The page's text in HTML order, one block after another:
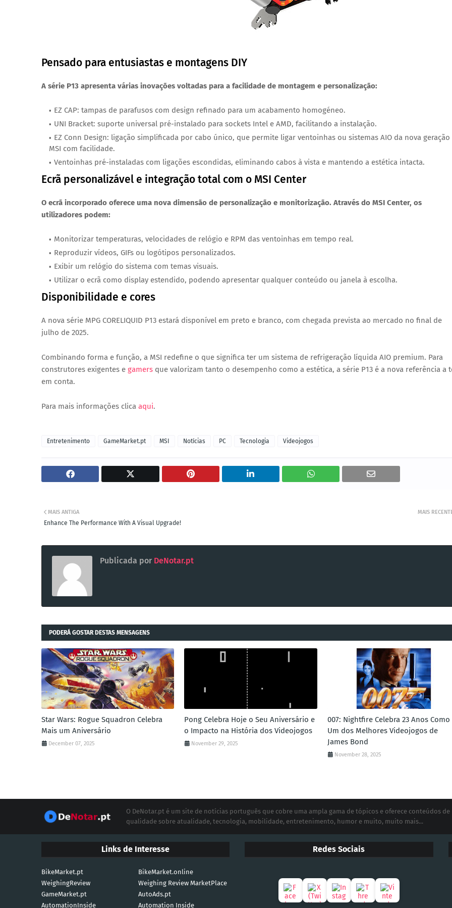
Pensado para entusiastas e montagens DIY
A série P13 apresenta várias inovações voltadas para a facilidade de montagem e personalização:
EZ CAP: tampas de parafusos com design refinado para um acabamento homogéneo.
UNI Bracket: suporte universal pré-instalado para sockets Intel e AMD, facilitando a instalação.
EZ Conn Design: ligação simplificada por cabo único, que permite ligar ventoinhas ou sistemas AIO da nova geração
MSI com facilidade.
Ventoinhas pré-instaladas com ligações escondidas, eliminando cabos à vista e mantendo a estética intacta.
Ecrã personalizável e integração total com o MSI Center
O ecrã incorporado oferece uma nova dimensão de personalização e monitorização. Através do MSI Center, os
utilizadores podem:
Monitorizar temperaturas, velocidades de relógio e RPM das ventoinhas em tempo real.
Reproduzir vídeos, GIFs ou logótipos personalizados.
Exibir um relógio do sistema com temas visuais.
Utilizar o ecrã como display estendido, podendo apresentar qualquer conteúdo ou janela à escolha.
Disponibilidade e cores
A nova série MPG CORELIQUID P13 estará disponível em preto e branco, com chegada prevista ao mercado no final de
julho de 2025.
Combinando forma e função, a MSI redefine o que significa ter um sistema de refrigeração líquida AIO premium. Para
construtores exigentes e gamers que valorizam tanto o desempenho como a estética, a série P13 é a nova referência a
em conta.
Para mais informações clica aqui.
Entretenimento GameMarket.pt MSI Notícias PC Tecnologia Videojogos
MAIS
MAIS ANTIGA
Enhance The Performance With A Visual Upgrade!
Publicada por DeNotar.pt
PODERÁ GOSTAR DESTAS MENSAGENS
Star Wars: Rogue Squadron Celebra
Mais um Aniversário
December 07, 2025
Pong Celebra Hoje o Seu Aniversário e
o Impacto na História dos Videojogos
November 29, 2025
007: Nightfire Celebra 23 Anos Como
Um dos Melhores Videojogos de
James Bond
November 28, 2025
O DeNotar.pt é um site de notícias português que cobre uma ampla gama de tópicos e oferece conteúdos de
qualidade sobre atualidade, tecnologia, mobilidade, entretenimento, humor e muito, muito mais...
Links de Interesse
BikeMarket.pt
BikeMarket.online
WeighingReview
Weighing Review MarketPlace
GameMarket.pt
AutoAds.pt
AutomationInside
Automation Inside
Redes Sociais